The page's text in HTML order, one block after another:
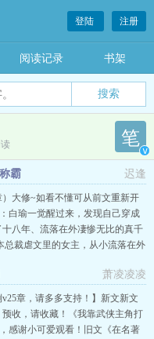
搜索
登陆 注册
阅读记录 书架
笔
v
迟逢
霸
大修~如看不懂可从前文重新开
白瑜一觉醒过来，发现自己穿成
八年、流落在外凄惨无比的真千
总裁虐文里的女主，从小流落在外
凄惨而死。 面对剧情，白
她堂堂一代天师传人，修善恶
萧凌凌凌
v25章，请多多支持！】新文新文
预收，请收藏！《我靠武侠主角打
感谢小可爱观看！旧文《在名著